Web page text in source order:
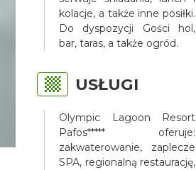
kolacje, a także inne posiłki.
Do dyspozycji Gości hol,
bar, taras, a także ogród.
USŁUGI
Olympic Lagoon Resort
Pafos***** oferuje:
zakwaterowanie, zaplecze
SPA, regionalną restaurację,